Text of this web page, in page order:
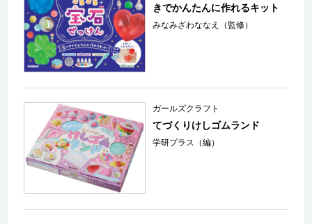
きでかんたんに作れるキット
みなみざわななえ（監修）
ガールズクラフト
てづくりけしゴムランド
学研プラス（編）